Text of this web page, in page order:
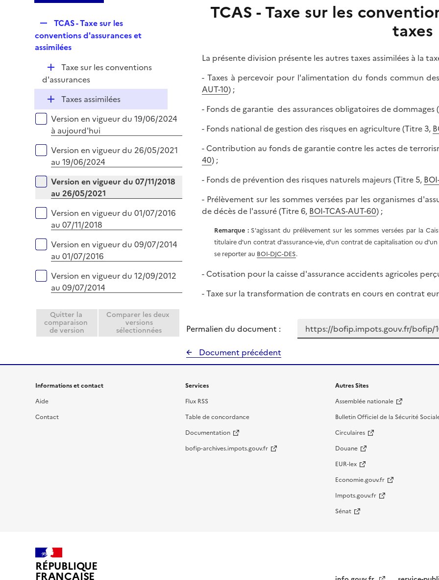
e
p
i
e
r
TCAS - Taxe sur les
conventions d'assurances et
assimilées
D
é
p
i
e
r
Taxe sur les conventions
d'assurances
D
é
p
l
i
r
Taxes assimilées
Versions sur la période
Version en vigueur du 19/06/2024
à aujourd'hui
Version en vigueur du 26/05/2021
au 19/06/2024
Version en vigueur du 07/11/2018
au 26/05/2021
Version en vigueur du 01/07/2016
au 07/11/2018
Version en vigueur du 09/07/2014
au 01/07/2016
Version en vigueur du 12/09/2012
au 09/07/2014
Quitter la
comparaison
de version
Comparer les deux
versions
sélectionnées
TCAS - Taxe sur les
taxes
La présente division présente les autres taxes assimilées à la
- Taxes à percevoir pour l'alimentation du fonds commun
AUT-10) ;
- Fonds de garantie des assurances obligatoires de dommages
- Fonds national de gestion des risques en agriculture (Titre 3,
- Contribution au fonds de garantie contre les actes de
40) ;
- Fonds de prévention des risques naturels majeurs (Titre 5,
- Prélèvement sur les sommes versées par les organismes
de décès de l'assuré (Titre 6, BOI-TCAS-AUT-60) ;
Remarque :S'agissant du prélèvement sur les sommes versées par la
titulaire d'un contrat d'assurance-vie, d'un contrat de capitalisation ou
se reporter au BOI-DJC-DES.
- Cotisation pour la caisse d'assurance accidents agricoles
- Taxe sur la transformation de contrats en cours en contrat
Permalien du document :
Document précédent
Informations et contact
Aide
Contact
Services
Flux RSS
Table de concordance
Documentation
bofip-archives.impots.gouv.fr
Autres Sites
Assemblée nationale
Bulletin Officiel de la Sécurité
Circulaires
Douane
EUR-lex
Economie.gouv.fr
Impots.gouv.fr
Sénat
RÉPUBLIQUE
FRANÇAISE